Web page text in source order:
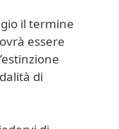
il termine
essere
di